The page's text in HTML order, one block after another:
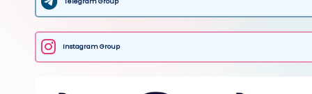
Instagram Group